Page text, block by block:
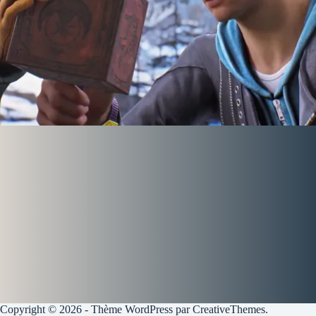
Copyright © 2026 - Thème WordPress parCreativeThemes.